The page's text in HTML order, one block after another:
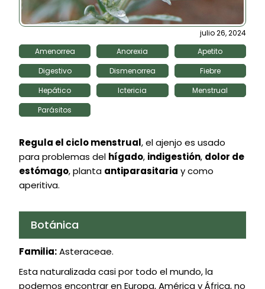
julio 26, 2024
Amenorrea
Anorexia
Apetito
Digestivo
Dismenorrea
Fiebre
Hepático
Ictericia
Menstrual
Parásitos
Regula el ciclo menstrual, el ajenjo es usado
para problemas del hígado, indigestión, dolor de
estómago, planta antiparasitaria y como
aperitiva.
Botánica
Familia:Asteraceae.
Esta naturalizada casi por todo el mundo, la
podemos encontrar en Europa, América y África, no